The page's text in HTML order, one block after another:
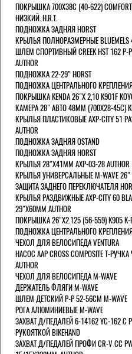
ПОКРЫШКА 700X38С (40-622)
НИЗКИЙ. H.R.T.
ПОДНОЖКА ЗАДНЯЯ HORST
КРЫЛЬЯ ПОЛНОРАЗМЕРНЫЕ BLUEMELS
ШЛЕМ СПОРТИВНЫЙ CREEK HST 162 Р-
AUTHOR
ПОДНОЖКА 22-29" HORST
ПОДНОЖКА ЦЕНТРАЛЬНОГО КРЕПЛЕНИЯ
ПОКРЫШКА KENDA 26"Х 2,10 K901F
КАМЕРА 28" АВТО 48ММ (700Х28-45С)
КРЫЛЬЯ ПЛАСТИКОВЫЕ AXP-CITY 51
AUTHOR
ПОДНОЖКА ЗАДНЯЯ OSTAND
ПОДНОЖКА ЗАДНЯЯ HORST
КРЫЛЬЯ 28"Х41ММ AXP-03-28 AUTHOR
КРЫЛЬЯ УНИВЕРСАЛЬНЫЕ M-WAVE 26"
ЗАЩИТА ЗАДНЕГО ПЕРЕКЛЮЧАТЕЛЯ
КРЫЛЬЯ РАЗДВИЖНЫЕ AXP-CITY 60
29"Х60ММ AUTHOR
ПОКРЫШКА 26"Х2.125 (56-559) K905 K-
ПОДНОЖКА ЦЕНТРАЛЬНОГО КРЕПЛЕНИЯ
ЧЕХОЛ ДЛЯ ВЕЛОСИПЕДА VENTURA
НАСОС AAP CROSS COMPOSITE Т-
AUTHOR
ЧЕХОЛ ДЛЯ ВЕЛОСИПЕДА M-WAVE
ДЕРЖАТЕЛЬ ФЛЯГИ M-WAVE
ШЛЕМ ДЕТСКИЙ Р-Р 52-56СМ M-WAVE
РОГА АЛЮМИНИЕВЫЕ M-WAVE
ЗАХВАТ Д/ПЕДАЛЕЙ 6-14162 YC-162 С
РУКОЯТКОЙ BIKEHAND
ЗАХВАТ Д/ПЕДАЛЕЙ ПРОФИ CR-V CC